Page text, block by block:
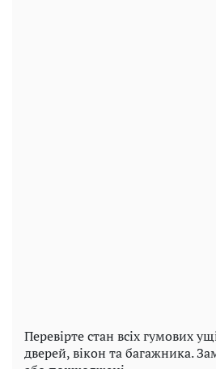
Перевірте стан всіх гумових
дверей, вікон та багажника.